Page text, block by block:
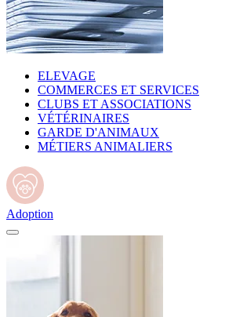
ELEVAGE
COMMERCES ET SERVICES
CLUBS ET ASSOCIATIONS
VÉTÉRINAIRES
GARDE D'ANIMAUX
MÉTIERS ANIMALIERS
Adoption